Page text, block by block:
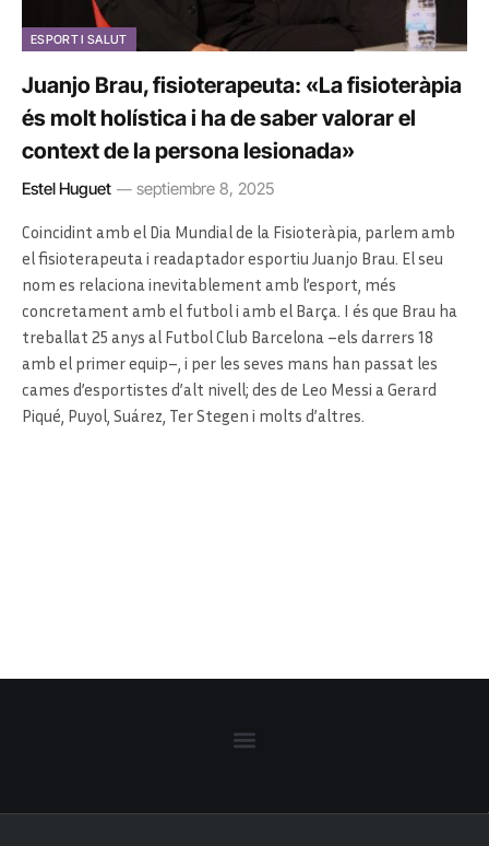
ESPORT I SALUT
Juanjo Brau, fisioterapeuta: «La fisioteràpia
és molt holística i ha de saber valorar el
context de la persona lesionada»
Estel Huguet septiembre 8, 2025
Coincidint amb el Dia Mundial de la Fisioteràpia, parlem amb
el fisioterapeuta i readaptador esportiu Juanjo Brau. El seu
nom es relaciona inevitablement amb l’esport, més
concretament amb el futbol i amb el Barça. I és que Brau ha
treballat 25 anys al Futbol Club Barcelona –els darrers 18
amb el primer equip–, i per les seves mans han passat les
cames d’esportistes d’alt nivell; des de Leo Messi a Gerard
Piqué, Puyol, Suárez, Ter Stegen i molts d’altres.